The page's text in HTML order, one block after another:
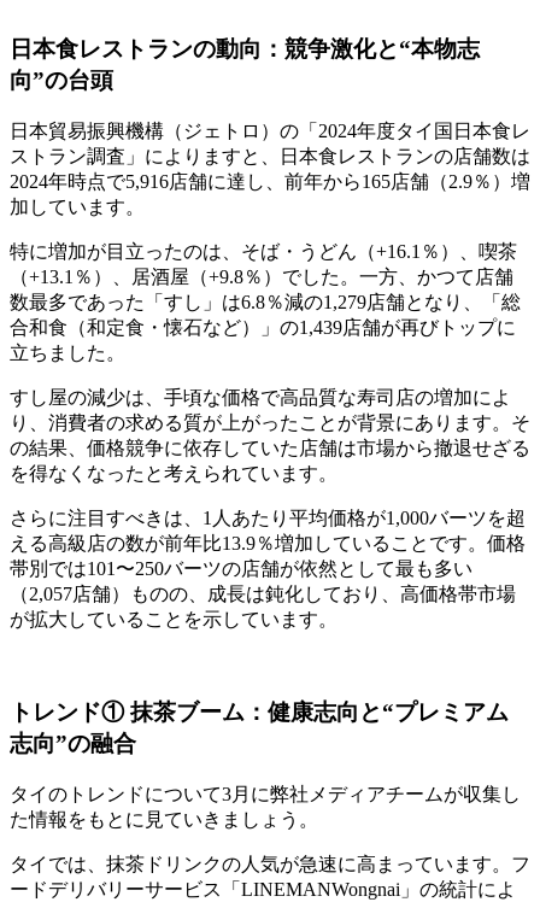
日本食レストランの動向：競争激化と“本物志
向”の台頭
日本貿易振興機構（ジェトロ）の「2024年度タイ国日本食レ
ストラン調査」によりますと、日本食レストランの店舗数は
2024年時点で5,916店舗に達し、前年から165店舗（2.9％）増
加しています。
特に増加が目立ったのは、そば・うどん（+16.1％）、喫茶
（+13.1％）、居酒屋（+9.8％）でした。一方、かつて店舗
数最多であった「すし」は6.8％減の1,279店舗となり、「総
合和食（和定食・懐石など）」の1,439店舗が再びトップに
立ちました。
すし屋の減少は、手頃な価格で高品質な寿司店の増加によ
り、消費者の求める質が上がったことが背景にあります。そ
の結果、価格競争に依存していた店舗は市場から撤退せざる
を得なくなったと考えられています。
さらに注目すべきは、1人あたり平均価格が1,000バーツを超
える高級店の数が前年比13.9％増加していることです。価格
帯別では101〜250バーツの店舗が依然として最も多い
（2,057店舗）ものの、成長は鈍化しており、高価格帯市場
が拡大していることを示しています。
トレンド① 抹茶ブーム：健康志向と“プレミアム
志向”の融合
タイのトレンドについて3月に弊社メディアチームが収集し
た情報をもとに見ていきましょう。
タイでは、抹茶ドリンクの人気が急速に高まっています。フ
ードデリバリーサービス「LINEMANWongnai」の統計によ